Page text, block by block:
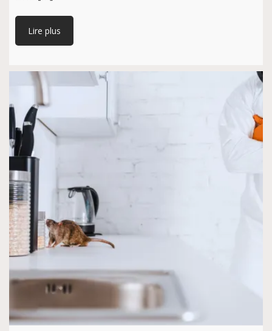
Lire plus